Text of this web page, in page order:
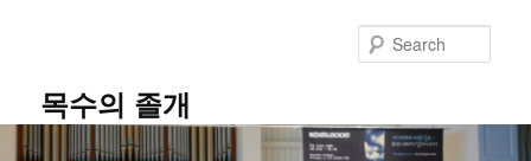
content목수의 졸개